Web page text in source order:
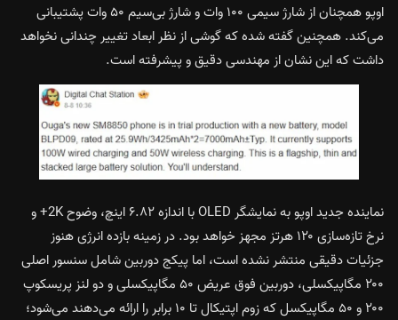
اوپو همچنان از شارژ سیمی ۱۰۰ وات و شارژ بی‌سیم ۵۰ وات پشتیبانی
می‌کند. همچنین گفته شده که گوشی از نظر ابعاد تغییر چندانی نخواهد
داشت که این نشان از مهندسی دقیق و پیشرفته است.
نماینده جدید اوپو به نمایشگر OLED با اندازه ۶.۸۲ اینچ، وضوح 2K+ و
نرخ تازه‌سازی ۱۲۰ هرتز مجهز خواهد بود. در زمینه بازده انرژی هنوز
جزئیات دقیقی منتشر نشده است، اما پیکج دوربین شامل سنسور اصلی
۲۰۰ مگاپیکسلی، دوربین فوق عریض ۵۰ مگاپیکسلی و دو لنز پریسکوپ
۲۰۰ و ۵۰ مگاپیکسل که زوم اپتیکال تا ۱۰ برابر را ارائه می‌دهند می‌شود؛